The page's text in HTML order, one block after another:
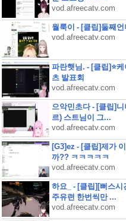
vod.afreecatv.com
월룩이 - [클립]둘째
vod.afreecatv.com
파란햇님. - [클립]⭐
츠 발표회
vod.afreecatv.com
으악민초다 - [클립]
르) 스트님이 그...
vod.afreecatv.com
[G3]ez - [클립]제가
까?? ㅋㅋㅋㅋㅋ
vod.afreecatv.com
하요_ - [클립][뻐스시
주유련 한번씩만 ...
vod.afreecatv.com